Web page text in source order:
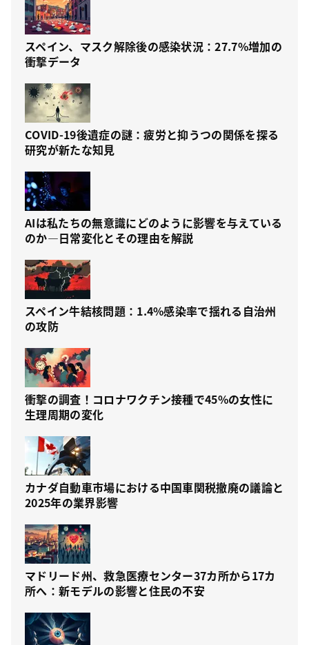
スペイン、マスク解除後の感染状況：27.7%増加の
衝撃データ
COVID-19後遺症の謎：疲労と抑うつの関係を探る
研究が新たな知見
AIは私たちの無意識にどのように影響を与えている
のか—日常変化とその理由を解説
スペイン牛結核問題：1.4%感染率で揺れる自治州
の攻防
衝撃の調査！コロナワクチン接種で45%の女性に
生理周期の変化
カナダ自動車市場における中国車関税撤廃の議論と
2025年の業界影響
マドリード州、救急医療センター37カ所から17カ
所へ：新モデルの影響と住民の不安